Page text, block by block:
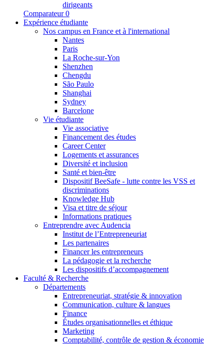
dirigeants
Comparateur 0
Expérience étudiante
Nos campus en France et à l'international
Nantes
Paris
La Roche-sur-Yon
Shenzhen
Chengdu
São Paulo
Shanghai
Sydney
Barcelone
Vie étudiante
Vie associative
Financement des études
Career Center
Logements et assurances
Diversité et inclusion
Santé et bien-être
Dispositif BeeSafe - lutte contre les VSS et
discriminations
Knowledge Hub
Visa et titre de séjour
Informations pratiques
Entreprendre avec Audencia
Institut de l’Entrepreneuriat
Les partenaires
Financer les entrepreneurs
La pédagogie et la recherche
Les dispositifs d’accompagnement
Faculté & Recherche
Départements
Entrepreneuriat, stratégie & innovation
Communication, culture & langues
Finance
Études organisationnelles et éthique
Marketing
Comptabilité, contrôle de gestion & économie